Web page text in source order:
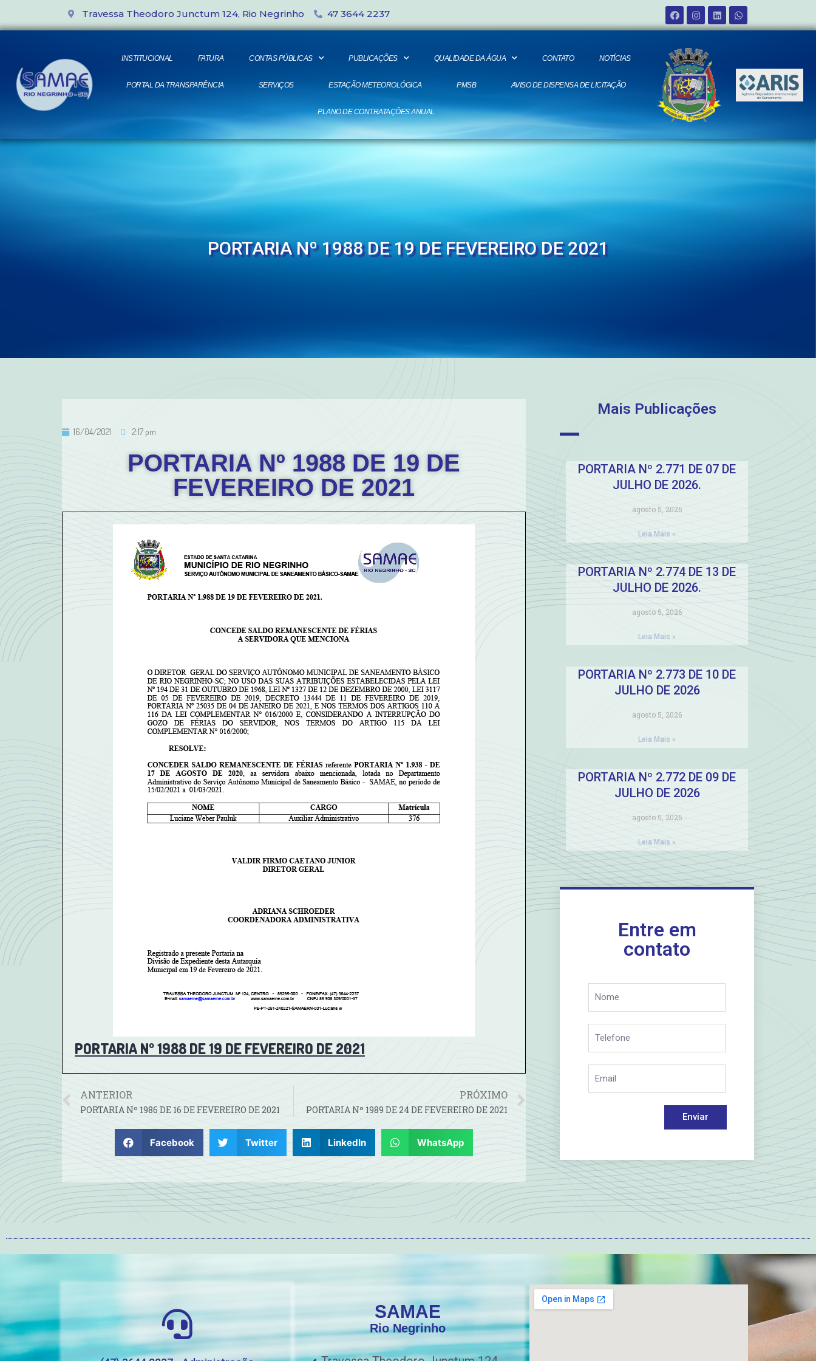
Travessa Theodoro Junctum 124, Rio Negrinho 47 3644 2237
INSTITUCIONAL FATURA CONTAS PÚBLICAS PUBLICAÇÕES QUALIDADE DA ÁGUA CONTATO NOTÍCIAS
PORTAL DA TRANSPARÊNCIA SERVIÇOS ESTAÇÃO METEOROLÓGICA PMSB AVISO DE DISPENSA DE LICITAÇÃO
PLANO DE CONTRATAÇÕES ANUAL
PORTARIA Nº 1988 DE 19 DE FEVEREIRO DE 2021
16/04/2021 2:17 pm
PORTARIA Nº 1988 DE 19 DE
FEVEREIRO DE 2021
PORTARIA Nº 1988 DE 19 DE FEVEREIRO DE 2021
ANTERIOR
PORTARIA Nº 1986 DE 16 DE FEVEREIRO DE 2021
PRÓXIMO
PORTARIA Nº 1989 DE 24 DE FEVEREIRO DE 2021
Facebook Twitter LinkedIn WhatsApp
Mais Publicações
PORTARIA Nº 2.771 DE 07 DE
JULHO DE 2026.
agosto 5, 2026
Leia Mais »
PORTARIA Nº 2.774 DE 13 DE
JULHO DE 2026.
agosto 5, 2026
Leia Mais »
PORTARIA Nº 2.773 DE 10 DE
JULHO DE 2026
agosto 5, 2026
Leia Mais »
PORTARIA Nº 2.772 DE 09 DE
JULHO DE 2026
agosto 5, 2026
Leia Mais »
Entre em
contato
Enviar
SAMAE
Rio Negrinho